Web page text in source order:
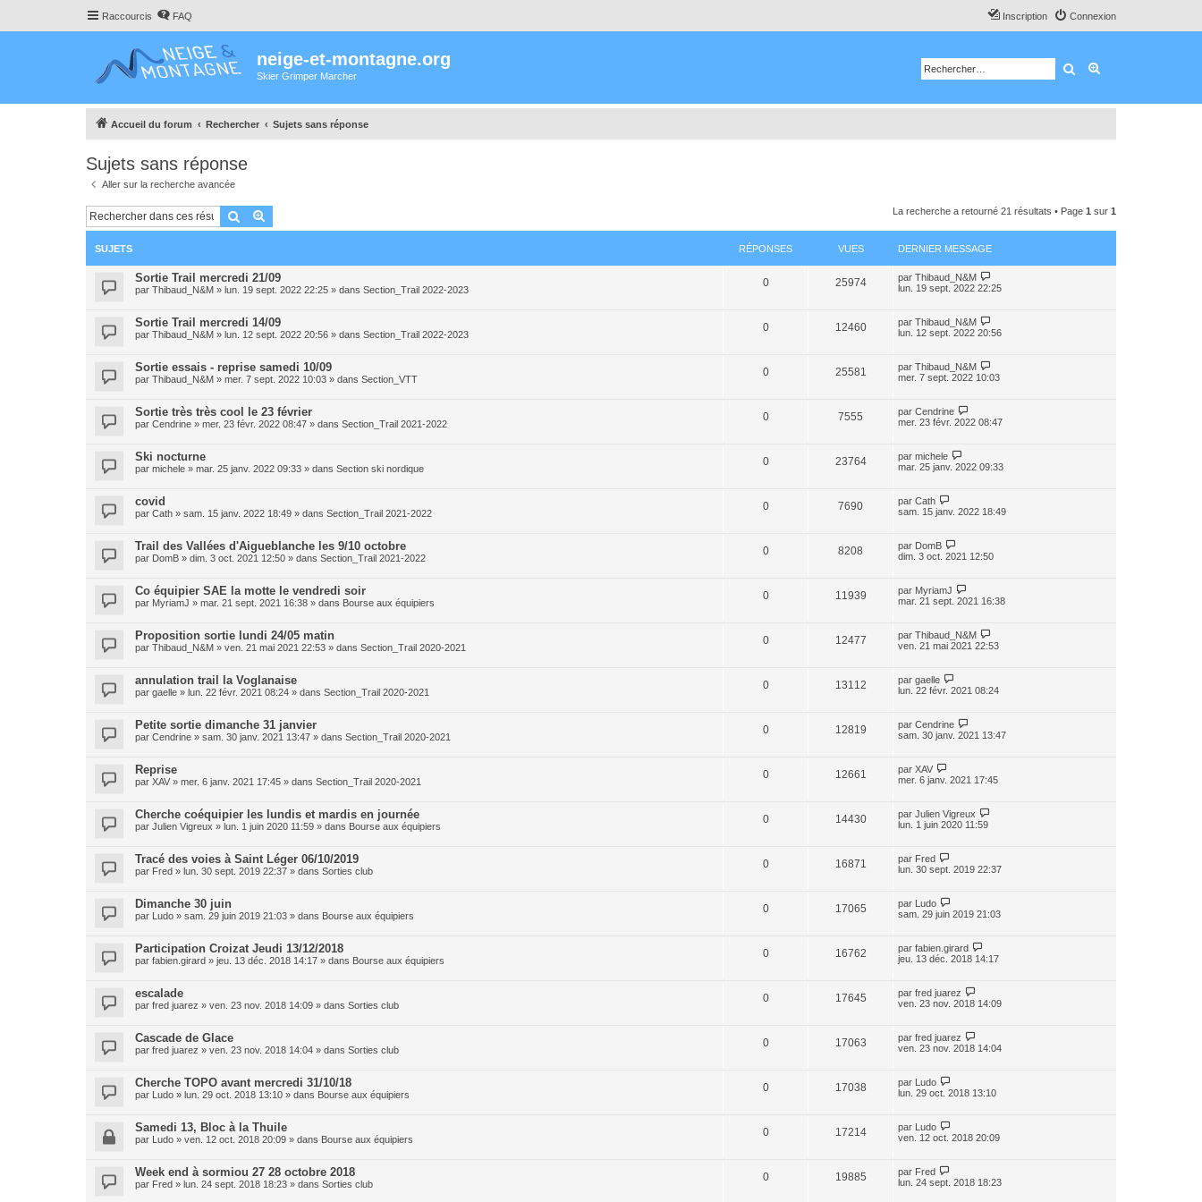
Raccourcis FAQ Connexion
Inscription
neige-et-montagne.org
Skier Grimper Marcher Rechercher
Accueil du forum Rechercher Sujets sans réponse
Sujets sans réponse
Aller sur la recherche avancée
Rechercher La recherche a retourné 21 résultats • Page 1 sur 1
SUJETS RÉPONSES VUES DERNIER MESSAGE
Sortie Trail mercredi 21/09
par Thibaud_N&M » lun. 19 sept. 2022 22:25 » dans Section_Trail 2022-2023
0 25974 par Thibaud_N&M
lun. 19 sept. 2022 22:25
Sortie Trail mercredi 14/09
par Thibaud_N&M » lun. 12 sept. 2022 20:56 » dans Section_Trail 2022-2023
0 12460 par Thibaud_N&M
lun. 12 sept. 2022 20:56
Sortie essais - reprise samedi 10/09
par Thibaud_N&M » mer. 7 sept. 2022 10:03 » dans Section_VTT
0 25581 par Thibaud_N&M
mer. 7 sept. 2022 10:03
Sortie très très cool le 23 février
par Cendrine » mer. 23 févr. 2022 08:47 » dans Section_Trail 2021-2022
0 7555 par Cendrine
mer. 23 févr. 2022 08:47
Ski nocturne
par michele » mar. 25 janv. 2022 09:33 » dans Section ski nordique
0 23764 par michele
mar. 25 janv. 2022 09:33
covid
par Cath » sam. 15 janv. 2022 18:49 » dans Section_Trail 2021-2022
0 7690 par Cath
sam. 15 janv. 2022 18:49
Trail des Vallées d'Aigueblanche les 9/10 octobre
par DomB » dim. 3 oct. 2021 12:50 » dans Section_Trail 2021-2022
0 8208 par DomB
dim. 3 oct. 2021 12:50
Co équipier SAE la motte le vendredi soir
par MyriamJ » mar. 21 sept. 2021 16:38 » dans Bourse aux équipiers
0 11939 par MyriamJ
mar. 21 sept. 2021 16:38
Proposition sortie lundi 24/05 matin
par Thibaud_N&M » ven. 21 mai 2021 22:53 » dans Section_Trail 2020-2021
0 12477 par Thibaud_N&M
ven. 21 mai 2021 22:53
annulation trail la Voglanaise
par gaelle » lun. 22 févr. 2021 08:24 » dans Section_Trail 2020-2021
0 13112 par gaelle
lun. 22 févr. 2021 08:24
Petite sortie dimanche 31 janvier
par Cendrine » sam. 30 janv. 2021 13:47 » dans Section_Trail 2020-2021
0 12819 par Cendrine
sam. 30 janv. 2021 13:47
Reprise
par XAV » mer. 6 janv. 2021 17:45 » dans Section_Trail 2020-2021
0 12661 par XAV
mer. 6 janv. 2021 17:45
Cherche coéquipier les lundis et mardis en journée
par Julien Vigreux » lun. 1 juin 2020 11:59 » dans Bourse aux équipiers
0 14430 par Julien Vigreux
lun. 1 juin 2020 11:59
Tracé des voies à Saint Léger 06/10/2019
par Fred » lun. 30 sept. 2019 22:37 » dans Sorties club
0 16871 par Fred
lun. 30 sept. 2019 22:37
Dimanche 30 juin
par Ludo » sam. 29 juin 2019 21:03 » dans Bourse aux équipiers
0 17065 par Ludo
sam. 29 juin 2019 21:03
Participation Croizat Jeudi 13/12/2018
par fabien.girard » jeu. 13 déc. 2018 14:17 » dans Bourse aux équipiers
0 16762 par fabien.girard
jeu. 13 déc. 2018 14:17
escalade
par fred juarez » ven. 23 nov. 2018 14:09 » dans Sorties club
0 17645 par fred juarez
ven. 23 nov. 2018 14:09
Cascade de Glace
par fred juarez » ven. 23 nov. 2018 14:04 » dans Sorties club
0 17063 par fred juarez
ven. 23 nov. 2018 14:04
Cherche TOPO avant mercredi 31/10/18
par Ludo » lun. 29 oct. 2018 13:10 » dans Bourse aux équipiers
0 17038 par Ludo
lun. 29 oct. 2018 13:10
Samedi 13, Bloc à la Thuile
par Ludo » ven. 12 oct. 2018 20:09 » dans Bourse aux équipiers
0 17214 par Ludo
ven. 12 oct. 2018 20:09
Week end à sormiou 27 28 octobre 2018
par Fred » lun. 24 sept. 2018 18:23 » dans Sorties club
0 19885 par Fred
lun. 24 sept. 2018 18:23